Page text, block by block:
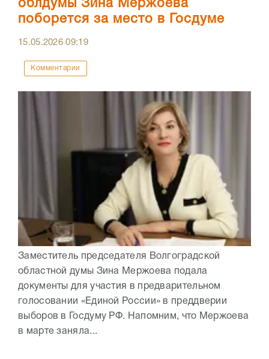
облдумы Зина Мержоева
поборется за место в Госдуме
15.05.202609:19
Комментарии
Заместитель председателя Волгоградской
областной думы Зина Мержоева подала
документы для участия в предварительном
голосовании «Единой России» в преддверии
выборов в Госдуму РФ. Напомним, что Мержоева
в марте заняла...